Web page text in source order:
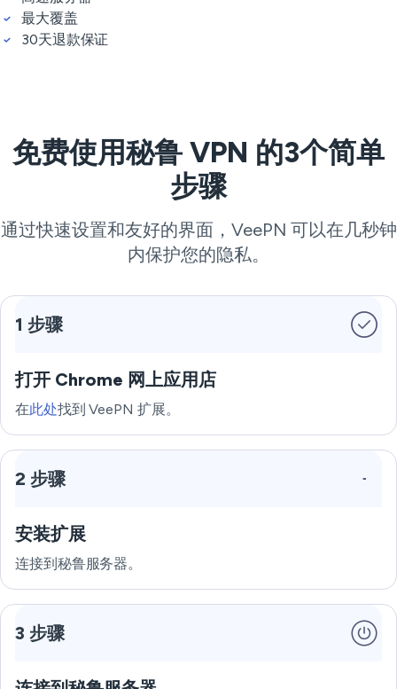
最大覆盖
30天退款保证
免费使用秘鲁 VPN 的3个简单
步骤
通过快速设置和友好的界面，VeePN 可以在几秒钟
内保护您的隐私。
1 步骤
打开 Chrome 网上应用店
在此处找到 VeePN 扩展。
2 步骤
安装扩展
连接到秘鲁服务器。
3 步骤